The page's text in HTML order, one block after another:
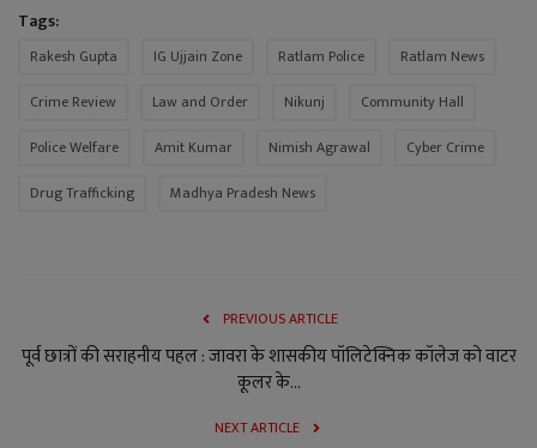
Tags:
Rakesh Gupta IG Ujjain Zone Ratlam Police
Ratlam News
Crime Review
Law and Order Nikunj
Community Hall
Police Welfare
Amit Kumar Nimish Agrawal
Cyber Crime
Drug Trafficking
Madhya Pradesh News
PREVIOUS ARTICLE
पूर्व छात्रों की सराहनीय पहल : जावरा के शासकीय पॉलिटेक्निक कॉलेज को वाटर
कूलर के...
NEXT ARTICLE